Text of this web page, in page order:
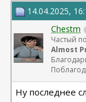
14.04.2025,
Chestm
Частый
Almost
Ну последнее